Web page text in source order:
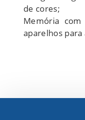
de cores;
Memória
aparelhos